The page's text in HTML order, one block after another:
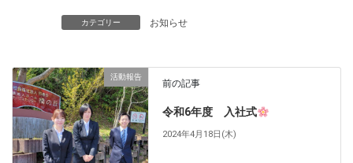
カテゴリー お知らせ
活動報告
前の記事
令和6年度 入社式
2024年4月18日(木)